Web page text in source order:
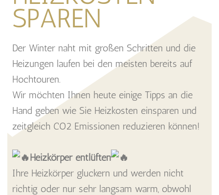
SPAREN
Der Winter naht mit großen Schritten und die
Heizungen laufen bei den meisten bereits auf
Hochtouren.
Wir möchten Ihnen heute einige Tipps an die
Hand geben wie Sie Heizkosten einsparen und
zeitgleich CO2 Emissionen reduzieren können!
Heizkörper entlüften
Ihre Heizkörper gluckern und werden nicht
richtig oder nur sehr langsam warm, obwohl